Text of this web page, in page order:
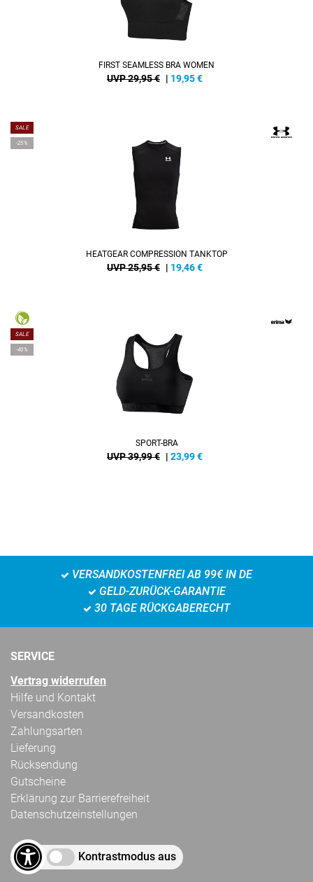
FIRST SEAMLESS BRA WOMEN
UVP 29,95 € | 19,95€
SALE
-25%
HEATGEAR COMPRESSION TANKTOP
UVP 25,95 € | 19,46€
SALE
-40%
SPORT-BRA
UVP 39,99 € | 23,99€
VERSANDKOSTENFREI AB 99€ IN DE
GELD-ZURÜCK-GARANTIE
30 TAGE RÜCKGABERECHT
SERVICE
Vertrag widerrufen
Hilfe und Kontakt
Versandkosten
Zahlungsarten
Lieferung
Rücksendung
Gutscheine
Erklärung zur Barrierefreiheit
Datenschutzeinstellungen
Kontrastmodus aus